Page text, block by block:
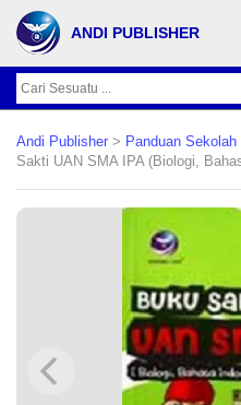
ANDI PUBLISHER
Andi Publisher > Panduan
Sakti UAN SMA IPA (Biologi,